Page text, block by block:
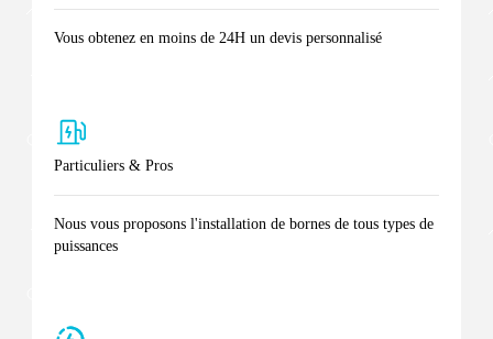
Vous obtenez en moins de 24H un devis personnalisé
Particuliers & Pros
Nous vous proposons l'installation de bornes de tous types de
puissances